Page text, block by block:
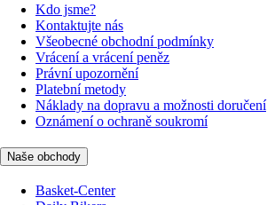
Kdo jsme?
Kontaktujte nás
Všeobecné obchodní podmínky
Vrácení a vrácení peněz
Právní upozornění
Platební metody
Náklady na dopravu a možnosti doručení
Oznámení o ochraně soukromí
Naše obchody
Basket-Center